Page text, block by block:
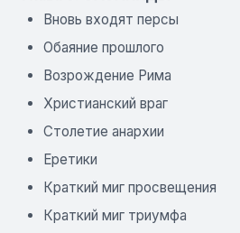
Вновь входят персы
Обаяние прошлого
Возрождение Рима
Христианский враг
Столетие анархии
Еретики
Краткий миг просвещения
Краткий миг триумфа